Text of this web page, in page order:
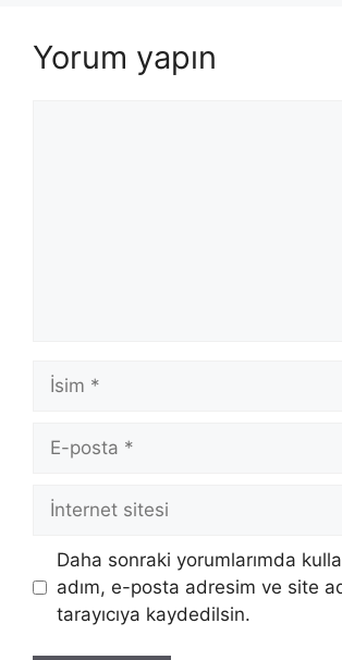
Yorum yapın
İsim
posta
İnternet
sitesi
Daha sonraki yorumlarımda
adım, e-posta adresim ve site
tarayıcıya kaydedilsin.